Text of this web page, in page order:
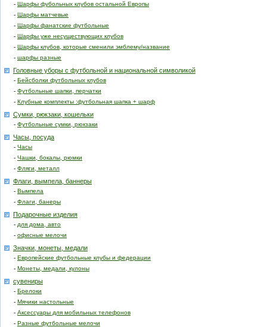
- Шарфы фубольных клубов остальной Европы
- Шарфы матчевые
- Шарфы фанатские футбольные
- Шарфы уже несуществующих клубов
- Шарфы клубов, которые сменили эмблему/название
- шарфы разные
Головные уборы с футбольной и национальной символикой
- Бейсболки футбольных клубов
- Футбольные шапки, перчатки
- Клубные комплекты :футбольная шапка + шарф
Сумки, рюкзаки, кошельки
- Футбольные сумки, рюкзаки
Часы, посуда
- Часы
- Чашки, бокалы, рюмки
- Фляги, металл
Флаги, вымпела, баннеры
- Вымпела
- Флаги, банеры
Подарочные изделия
- для дома, авто
- офисные мелочи
Значки, монеты, медали
- Европейские футбольные клубы и федерации
- Монеты, медали, кулоны
сувениры
- Брелоки
- Мячики настольные
- Аксессуары для мобильных телефонов
- Разные футбольные мелочи